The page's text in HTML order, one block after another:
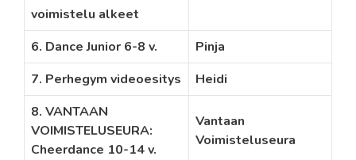
voimistelu alkeet
6. Dance Junior 6-8 v.
Pinja
7. Perhegym videoesitys
Heidi
8. VANTAAN
VOIMISTELUSEURA:
Cheerdance 10-14 v.
Vantaan
Voimisteluseura